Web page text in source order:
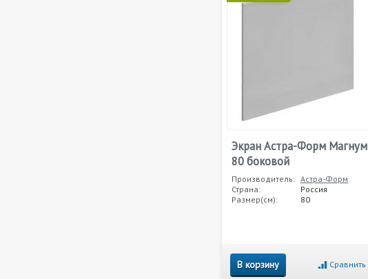
Экран Астра-Форм Магнум
80 боковой
Производитель: Астра-Форм
Страна:
Россия
Размер(см):
80
В корзину Сравнить